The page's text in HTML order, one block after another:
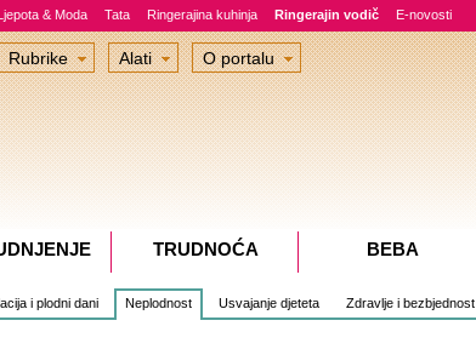
& Moda Tata Ringerajina kuhinja Ringerajin vodič E-novosti
i plodni dani Neplodnost Usvajanje djeteta Zdravlje i bezbjednost
Rubrike Alati O portalu
TRUDNOĆA BEBA